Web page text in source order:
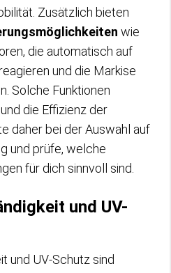
Zusätzlich bieten
wie
die automatisch auf
und die Markise
Solche Funktionen
die Effizienz der
daher bei der Auswahl auf
und prüfe, welche
für dich sinnvoll sind.
und UV-
und UV-Schutz sind